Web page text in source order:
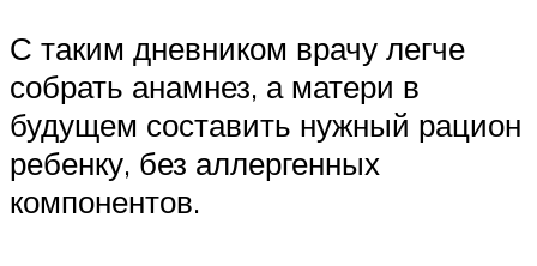
С таким дневником врачу легче
собрать анамнез, а матери в
будущем составить нужный рацион
ребенку, без аллергенных
компонентов.